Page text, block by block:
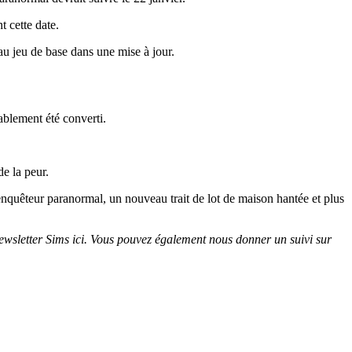
cette date.
jeu de base dans une mise à jour.
été converti.
la peur.
paranormal, un nouveau trait de lot de maison hantée et plus
Sims ici. Vous pouvez également nous donner un suivi sur